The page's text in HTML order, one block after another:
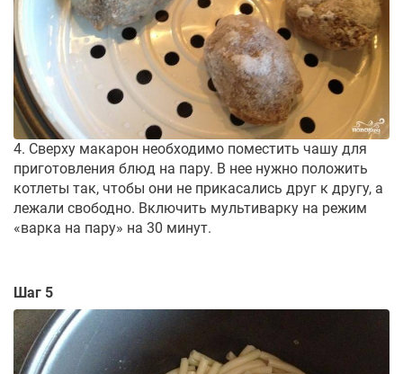
4. Сверху макарон необходимо поместить чашу для
приготовления блюд на пару. В нее нужно положить
котлеты так, чтобы они не прикасались друг к другу, а
лежали свободно. Включить мультиварку на режим
«варка на пару» на 30 минут.
Шаг 5